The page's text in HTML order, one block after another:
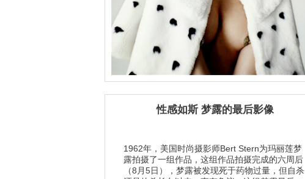
性感如斯 梦露的最后影像
1962年，美国时尚摄影师Bert Stern为玛丽莲梦
露拍摄了一组作品，这组作品拍摄完成的六周后
（8月5日），梦露被发现死于药物过量，但自杀